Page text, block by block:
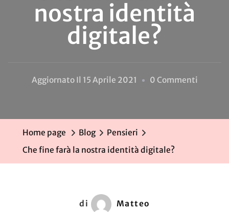
nostra identità
digitale?
Aggiornato Il 15 Aprile 2021 0 CommentiSu
Nostra
Home page Blog
Pensieri
Che fine farà la nostra identità digitale?
di Matteo